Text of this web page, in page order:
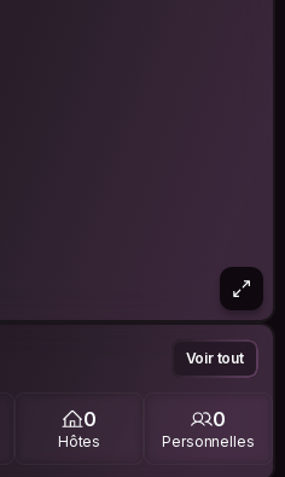
Voir tout
0
Hôtes
0
Personnelles